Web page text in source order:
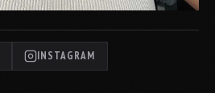
INSTAGRAM